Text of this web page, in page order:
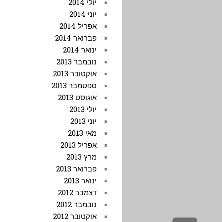
יולי 2014
יוני 2014
אפריל 2014
פברואר 2014
ינואר 2014
נובמבר 2013
אוקטובר 2013
ספטמבר 2013
אוגוסט 2013
יולי 2013
יוני 2013
מאי 2013
אפריל 2013
מרץ 2013
פברואר 2013
ינואר 2013
דצמבר 2012
נובמבר 2012
אוקטובר 2012